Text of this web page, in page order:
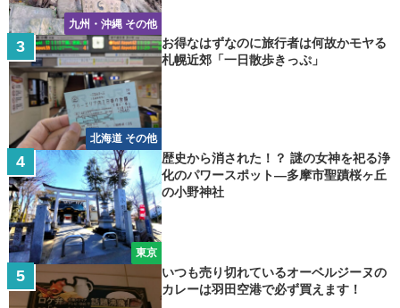
九州・沖縄 その他
北海道 その他
お得なはずなのに旅行者は何故かモヤる
札幌近郊「一日散歩きっぷ」
東京
歴史から消された！？ 謎の女神を祀る浄
化のパワースポット―多摩市聖蹟桜ヶ丘
の小野神社
いつも売り切れているオーベルジーヌの
カレーは羽田空港で必ず買えます！